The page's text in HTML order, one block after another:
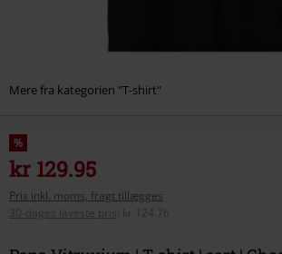
Mere fra kategorien "T-shirt"
%
kr 129.95
Pris inkl. moms, fragt tillægges
30-dages laveste pris
kr 124.76